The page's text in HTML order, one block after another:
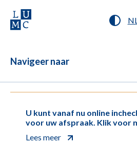
Navigeer naar
U kunt vanaf nu online
voor uw afspraak. Klik voor
Lees meer